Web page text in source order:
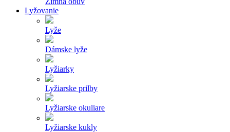
Lyžovanie
Lyže
Dámske lyže
Lyžiarky
Lyžiarske prilby
Lyžiarske okuliare
Lyžiarske kukly